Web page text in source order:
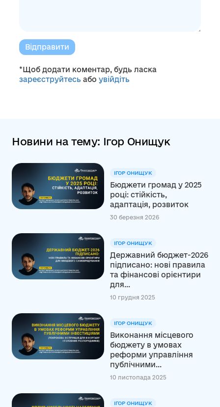
Відправити
*Щоб додати коментар, будь ласка
зареєструйтесь або увійдіть
Новини на тему: Ігор Онищук
ІГОР ОНИЩУК
Бюджети громад у 2025
році: стійкість,
адаптація, розвиток
30 березня 2026
ІГОР ОНИЩУК
Державний бюджет-2026
підписано: нові правила
та фінансові орієнтири
для...
10 грудня 2025
ІГОР ОНИЩУК
Виконання місцевого
бюджету в умовах
реформи управління
публічними...
10 листопада 2025
ІГОР ОНИЩУК